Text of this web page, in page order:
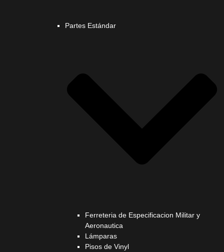
Partes Estándar
Ferreteria de Especificacion Militar y
Aeronautica
Lámparas
Pisos de Vinyl